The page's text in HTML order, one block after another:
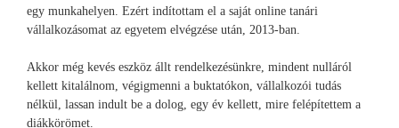
egy munkahelyen. Ezért indítottam el a saját online tanári
vállalkozásomat az egyetem elvégzése után, 2013-ban.
Akkor még kevés eszköz állt rendelkezésünkre, mindent nulláról
kellett kitalálnom, végigmenni a buktatókon, vállalkozói tudás
nélkül, lassan indult be a dolog, egy év kellett, mire felépítettem a
diákkörömet.